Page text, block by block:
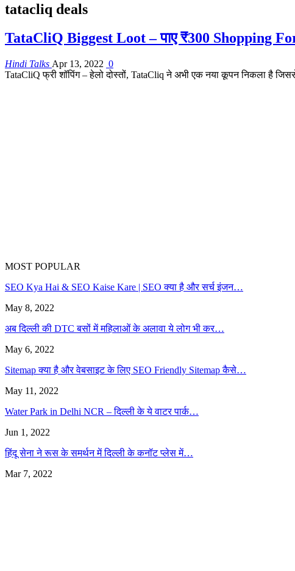
tatacliq deals
TataCliQ Biggest Loot – पाए ₹300 Shopping
Hindi Talks Apr 13, 2022 0
TataCliQ फ्री शॉपिंग – हेलो दोस्तों, TataCliq ने अभी एक नया कूपन निकला है
MOST POPULAR
SEO Kya Hai & SEO Kaise Kare | SEO क्या है और सर्च इंजन…
May 8, 2022
अब दिल्ली की DTC बसों में महिलाओं के अलावा ये लोग भी कर…
May 6, 2022
Sitemap क्या है और वेबसाइट के लिए SEO Friendly Sitemap कैसे…
May 11, 2022
Water Park in Delhi NCR – दिल्ली के ये वाटर पार्क…
Jun 1, 2022
हिंदू सेना ने रूस के समर्थन में दिल्ली के कनॉट प्लेस में…
Mar 7, 2022